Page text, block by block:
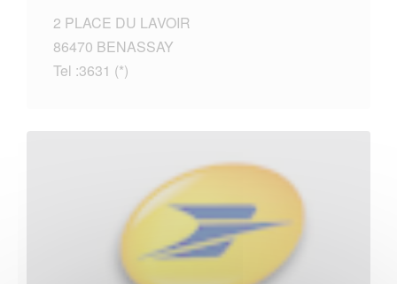
2 PLACE DU LAVOIR
86470 BENASSAY
Tel :3631 (*)